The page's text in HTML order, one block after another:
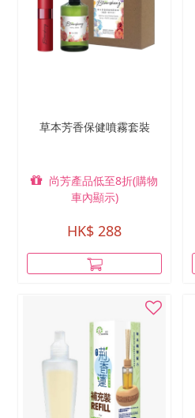
草本芳香保健噴霧套裝
尚芳產品低至8折(購物
車內顯示)
HK$ 288